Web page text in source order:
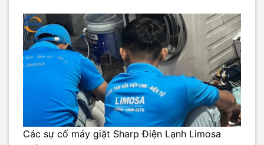
Các sự cố máy giặt Sharp Điện Lạnh Limosa